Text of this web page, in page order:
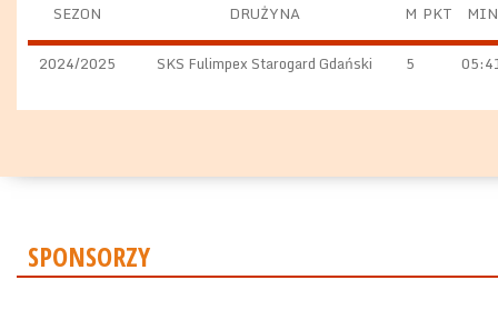
SEZON DRUŻYNA M PKT MIN
2024/2025 SKS Fulimpex Starogard Gdański 5
SPONSORZY